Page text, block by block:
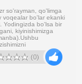
so'rayman, qo'limga
voqealar bo'lar ekanki
Yodingizda bo'lsa bir
kiyinishimizga
(0)